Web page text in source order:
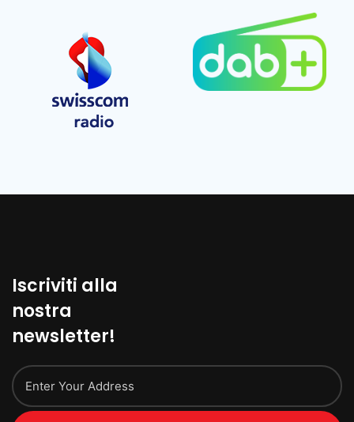
Iscriviti alla
nostra
newsletter!